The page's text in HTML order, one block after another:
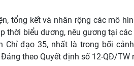
tổng kết và nhân rộng các mô
thời biểu dương, nêu gương tại
Chỉ đạo 35, nhất là trong bối
theo Quyết định số 12-QĐ/